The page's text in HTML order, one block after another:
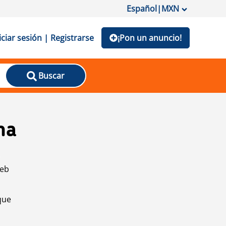
Español|MXN
sesión | Registrarse ¡Pon un anuncio!
Buscar